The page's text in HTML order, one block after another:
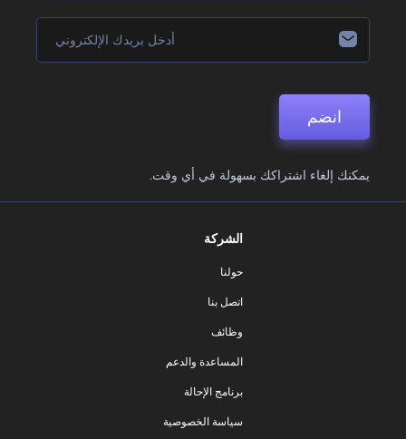
انضم
يمكنك إلغاء اشتراكك بسهولة في أي وقت.
الشركة
حولنا
اتصل بنا
وظائف
المساعدة والدعم
برنامج الإحالة
سياسة الخصوصية